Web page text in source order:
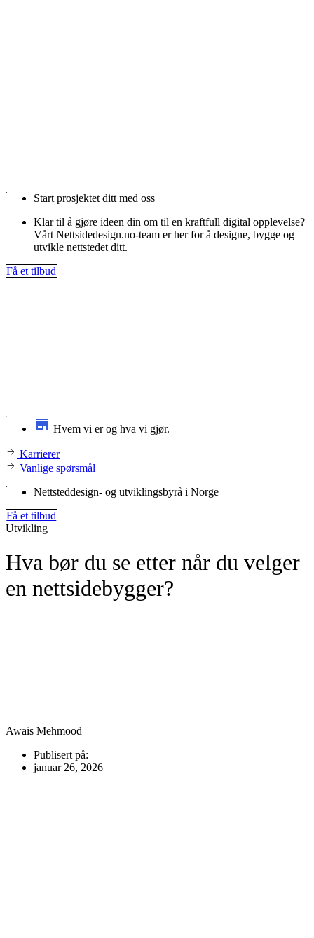
Start prosjektet ditt med oss
Klar til å gjøre ideen din om til en kraftfull digital opplevelse?
Vårt Nettsidedesign.no-team er her for å designe, bygge og
utvikle nettstedet ditt.
Få et tilbud
Hvem vi er og hva vi gjør.
Karrierer
Vanlige spørsmål
Nettsteddesign- og utviklingsbyrå i Norge
Få et tilbud
Utvikling
Hva bør du se etter når du velger
en nettsidebygger?
Awais Mehmood
Publisert på:
januar 26, 2026